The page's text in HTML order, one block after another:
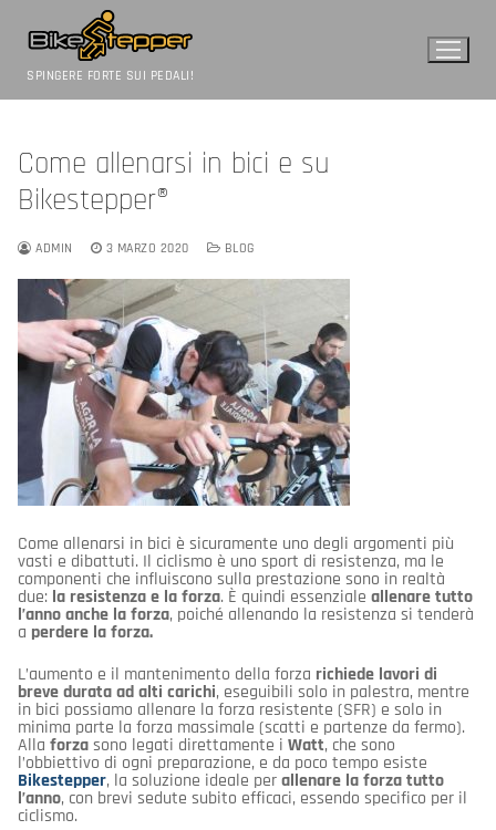
contenuto
SPINGERE FORTE SUI PEDALI!
Come allenarsi in bici e su
Bikestepper®
ADMIN 3 MARZO 2020 BLOG
Come allenarsi in bici è sicuramente uno degli argomenti più
vasti e dibattuti. Il ciclismo è uno sport di resistenza, ma le
componenti che influiscono sulla prestazione sono in realtà
due: la resistenza e la forza. È quindi essenziale allenare tutto
l’anno anche la forza, poiché allenando la resistenza si tenderà
a perdere la forza.
L’aumento e il mantenimento della forza richiede lavori di
breve durata ad alti carichi, eseguibili solo in palestra, mentre
in bici possiamo allenare la forza resistente (SFR) e solo in
minima parte la forza massimale (scatti e partenze da fermo).
Alla forzasono legati direttamente i Watt, che sono
l’obbiettivo di ogni preparazione, e da poco tempo esiste
Bikestepper, la soluzione ideale perallenare la forza tutto
l’anno, con brevi sedute subito efficaci, essendo specifico per il
ciclismo.